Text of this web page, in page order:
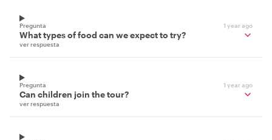
Pregunta 1 year ago
What types of food can we expect to try?
ver respuesta
Pregunta 1 year ago
Can children join the tour?
ver respuesta